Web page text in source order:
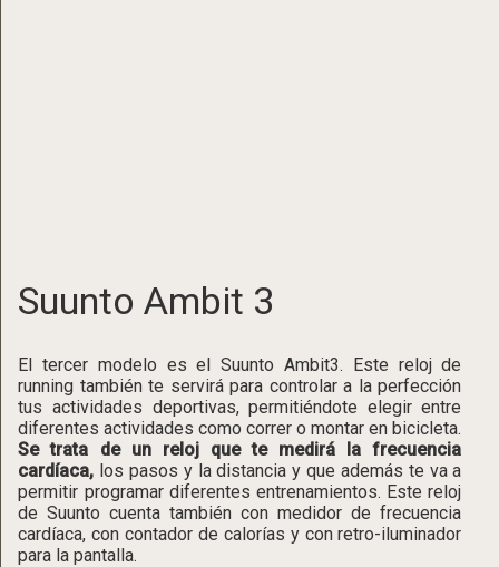
Suunto Ambit 3
El tercer modelo es el Suunto Ambit3. Este reloj de
running también te servirá para controlar a la perfección
tus actividades deportivas, permitiéndote elegir entre
diferentes actividades como correr o montar en bicicleta.
Se trata de un reloj que te medirá la frecuencia
cardíaca, los pasos y la distancia y que además te va a
permitir programar diferentes entrenamientos. Este reloj
de Suunto cuenta también con medidor de frecuencia
cardíaca, con contador de calorías y con retro-iluminador
para la pantalla.